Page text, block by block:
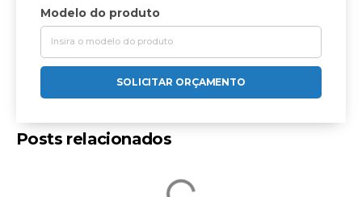
Modelo do produto
SOLICITAR ORÇAMENTO
Posts relacionados